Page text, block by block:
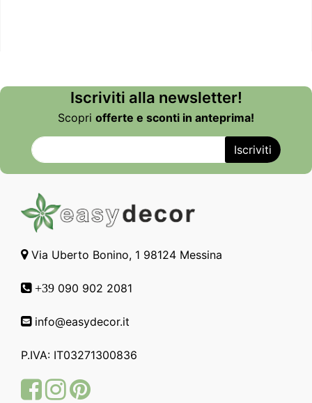
Iscriviti alla newsletter!
Scopri offerte e sconti in anteprima!
Via Uberto Bonino, 1 98124 Messina
+39 090 902 2081
info@easydecor.it
P.IVA: IT03271300836
FacebookInstagram
Pinterest